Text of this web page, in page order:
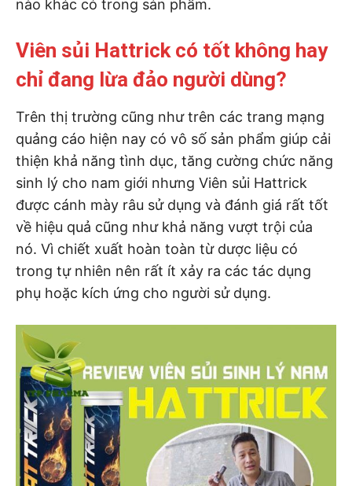
nào khác có trong sản phẩm.
Viên sủi Hattrick có tốt không hay
chỉ đang lừa đảo người dùng?
Trên thị trường cũng như trên các trang mạng
quảng cáo hiện nay có vô số sản phẩm giúp cải
thiện khả năng tình dục, tăng cường chức năng
sinh lý cho nam giới nhưng Viên sủi Hattrick
được cánh mày râu sử dụng và đánh giá rất tốt
về hiệu quả cũng như khả năng vượt trội của
nó. Vì chiết xuất hoàn toàn từ dược liệu có
trong tự nhiên nên rất ít xảy ra các tác dụng
phụ hoặc kích ứng cho người sử dụng.